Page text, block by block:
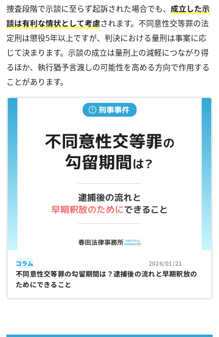
捜査段階で示談に至らず起訴された場合でも、 成立した示
談は有利な情状として考慮されます。不同意性交等罪の法
定刑は懲役5年以上ですが、判決における量刑は事案に応
じて決まります。示談の成立は量刑上の減軽につながり得
るほか、執行猶予言渡しの可能性を高める方向で作用する
ことがあります。
コラム 2026/01/21
不同意性交等罪の勾留期間は？逮捕後の流れと早期釈放の
ためにできること